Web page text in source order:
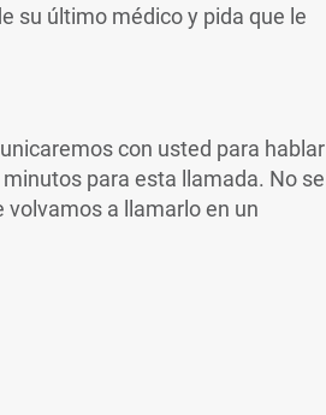
su último médico y pida que le
con usted para hablar
para esta llamada. No se
a llamarlo en un